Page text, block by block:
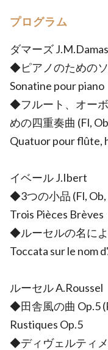
プログラム
ダマーズ
◆ピアノのための
Sonatine pour piano
◆フルート、オー
めの四重奏曲 (Fl,
Quatuor pour flûte,
イベール J.Ibert
◆3つの小品 (Fl, Ob,
Trois Pièces Brèves
◆ルーセルの名に
Toccata sur le nom
ルーセル A.Roussel
◆田舎風の曲 Op.5
Rustiques Op.5
◆ディヴェルティメ